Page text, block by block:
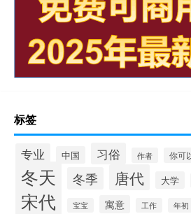
标签
专业 中国 习俗 作者 你可
冬天 冬季 唐代 大学
宋代 宝宝 寓意 工作 年初